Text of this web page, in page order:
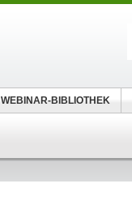
WEBINAR-BIBLIOTHEK